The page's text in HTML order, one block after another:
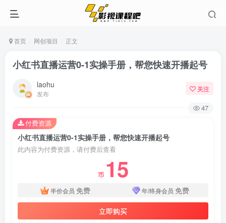
首页 网创项目 正文
小红书直播运营0-1实操手册，帮您快速开播起号
laohu
发布
关注
47
小红书直播运营0-1实操手册，帮您快速开播起号
此内容为付费资源，请付费后查看
币 15
半价会员 免费 年/终身会员 免费
立即购买
付费资源